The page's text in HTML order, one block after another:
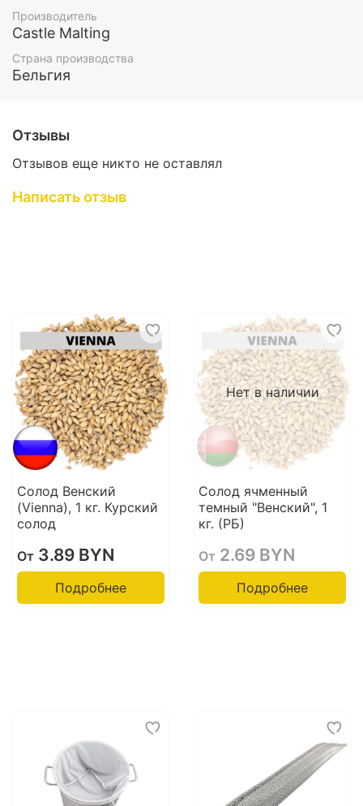
Производитель
Castle Malting
Страна производства
Бельгия
Отзывы
Отзывов еще никто не оставлял
Написать отзыв
Солод Венский
(Vienna), 1 кг. Курский
солод
От3.89 BYN
Подробнее
Нет в наличии
Солод ячменный
темный "Венский", 1
кг. (РБ)
От 2.69 BYN
Подробнее